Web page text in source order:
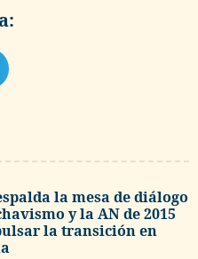
la mesa de diálogo
y la AN de 2015
la transición en